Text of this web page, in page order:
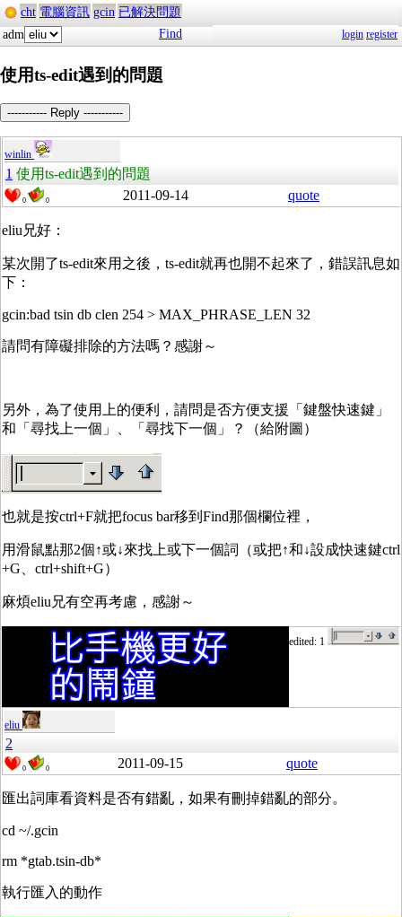
cht 電腦資訊 gcin 已解決問題
adm
Find login register
使用ts-edit遇到的問題
----------- Reply -----------
winlin
1 使用ts-edit遇到的問題
0 0 2011-09-14 quote
eliu兄好：
某次開了ts-edit來用之後，ts-edit就再也開不起來了，錯誤訊息如
下：
gcin:bad tsin db clen 254 > MAX_PHRASE_LEN 32
請問有障礙排除的方法嗎？感謝～
另外，為了使用上的便利，請問是否方便支援「鍵盤快速鍵」
和「尋找上一個」、「尋找下一個」？（給附圖）
也就是按ctrl+F就把focus bar移到Find那個欄位裡，
用滑鼠點那2個↑或↓來找上或下一個詞（或把↑和↓設成快速鍵ctrl
+G、ctrl+shift+G）
麻煩eliu兄有空再考慮，感謝～
edited: 1
eliu
2
0 0 2011-09-15 quote
匯出詞庫看資料是否有錯亂，如果有刪掉錯亂的部分。
cd ~/.gcin
rm *gtab.tsin-db*
執行匯入的動作